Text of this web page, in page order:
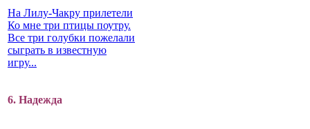
На Лилу-Чакру прилетели
Ко мне три птицы поутру.
Все три голубки пожелали
сыграть в известную
игру...
6. Надежда